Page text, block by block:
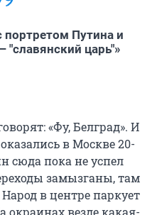
портретом Путина и
царь"»
«Фу, Белград». И
в Москве 20-
сюда пока не успел
замызганы, там
в центре паркует
везде какая-